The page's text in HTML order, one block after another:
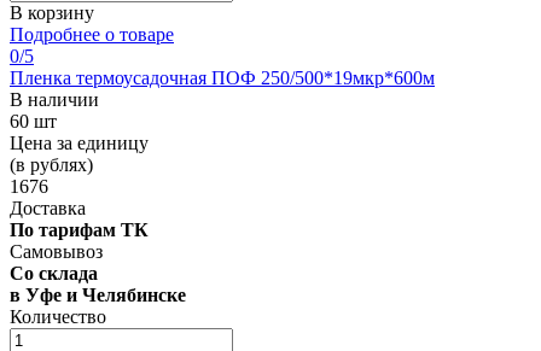
В корзину
Подробнее о товаре
0/5
Пленка термоусадочная ПОФ 250/500*19мкр*600м
В наличии
60 шт
Цена за единицу
(в рублях)
1676
Доставка
По тарифам ТК
Самовывоз
Со склада
в Уфе и Челябинске
Количество